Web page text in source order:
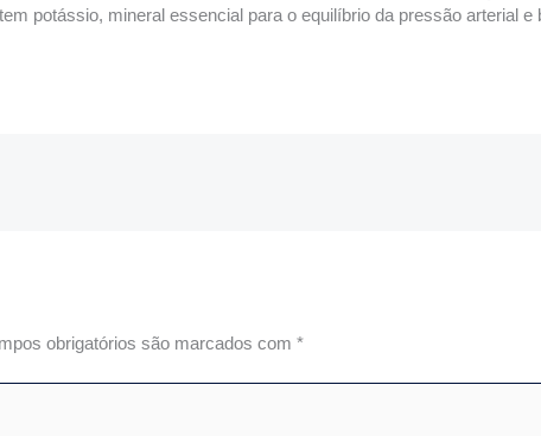
potássio, mineral essencial para o equilíbrio da pressão arterial e
obrigatórios são marcados com *